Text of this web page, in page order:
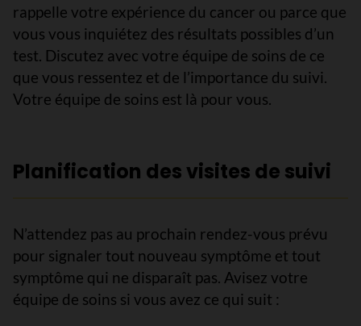
rappelle votre expérience du cancer ou parce que
vous vous inquiétez des résultats possibles d’un
test. Discutez avec votre équipe de soins de ce
que vous ressentez et de l’importance du suivi.
Votre équipe de soins est là pour vous.
Planification des visites de suivi
N’attendez pas au prochain rendez-vous prévu
pour signaler tout nouveau symptôme et tout
symptôme qui ne disparaît pas. Avisez votre
équipe de soins si vous avez ce qui suit :